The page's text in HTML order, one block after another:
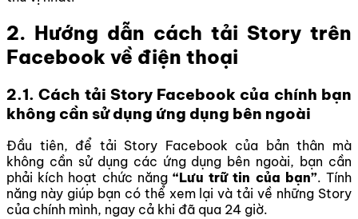
2. Hướng dẫn cách tải Story trên
Facebook về điện thoại
2.1. Cách tải Story Facebook của chính bạn
không cần sử dụng ứng dụng bên ngoài
Đầu tiên, để tải Story Facebook của bản thân mà
không cần sử dụng các ứng dụng bên ngoài, bạn cần
phải kích hoạt chức năng“Lưu trữ tin của bạn”. Tính
năng này giúp bạn có thể xem lại và tải về những Story
của chính mình, ngay cả khi đã qua 24 giờ.